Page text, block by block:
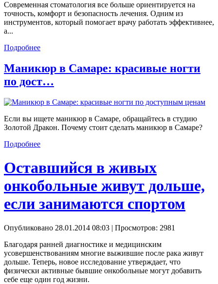
Современная стоматология все больше ориентируется на
точность, комфорт и безопасность лечения. Одним из
инструментов, который помогает врачу работать эффективнее,
а...
Подробнее
Маникюр в Самаре: красивые ногти
по дост…
Если вы ищете маникюр в Самаре, обращайтесь в студию
Золотой Дракон. Почему стоит сделать маникюр в Самаре?
Подробнее
Оставшийся в живых
онкобольные живут дольше,
если занимаются спортом
Опубликовано 28.01.2014 08:03 | Просмотров: 2981
Благодаря ранней диагностике и медицинским
усовершенствованиям многие выжившие после рака живут
дольше. Теперь, новое исследование утверждает, что
физически активные бывшие онкобольные могут добавить
себе еще один год жизни.